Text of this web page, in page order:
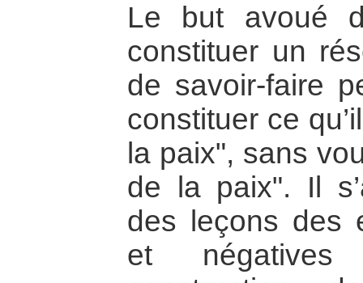
Le but avoué
constituer un
de savoir-faire
constituer ce
la paix", sans
de la paix". Il
des leçons des
et